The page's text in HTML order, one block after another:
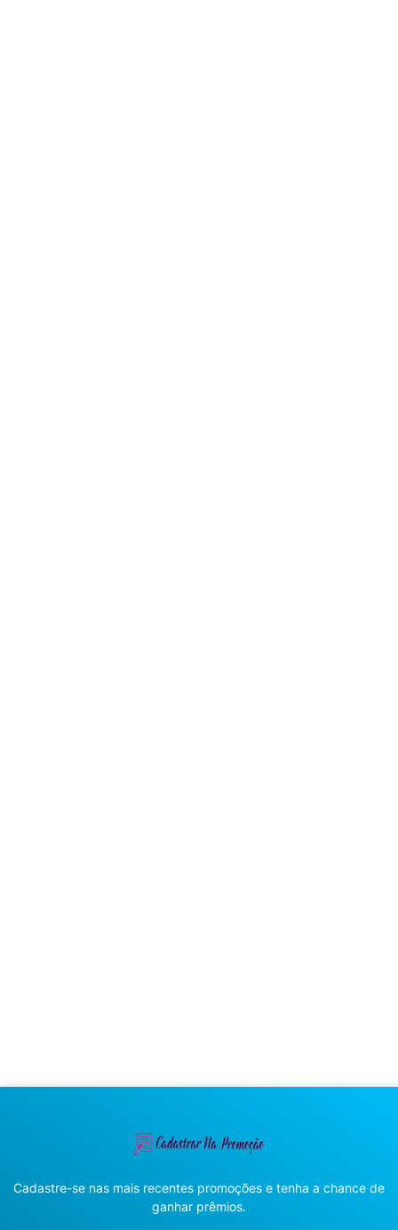
Cadastre-se nas mais recentes promoções e tenha a chance de
ganhar prêmios.